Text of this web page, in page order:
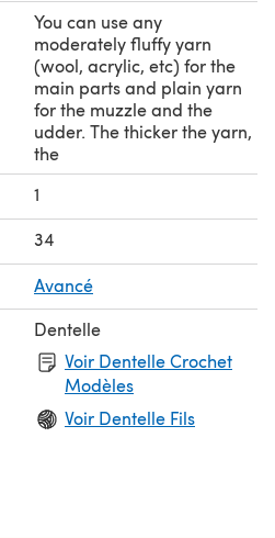
toy - I used a black felt-tip
You can use any
moderately fluffy yarn
(wool, acrylic, etc) for the
main parts and plain yarn
for the muzzle and the
udder. The thicker the yarn,
the
1
34
Avancé
Dentelle
Voir Dentelle Crochet
Modèles
Voir Dentelle Fils